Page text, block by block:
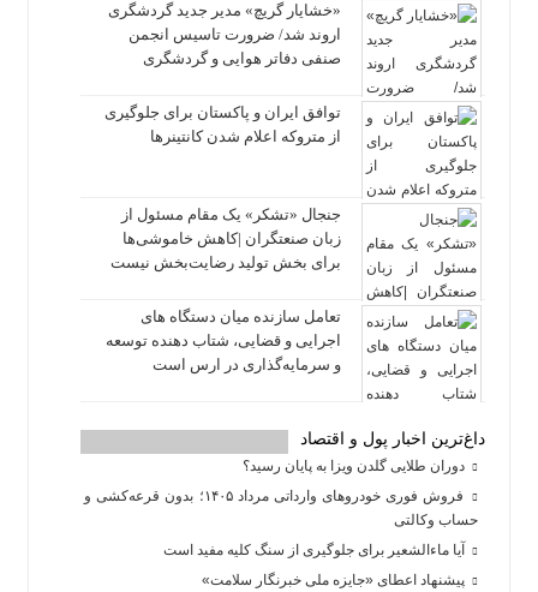
«خشایار گریچ» مدیر جدید گردشگری
اروند شد/ ضرورت تاسیس انجمن
صنفی دفاتر هوایی و گردشگری
توافق ایران و پاکستان برای جلوگیری
از متروکه اعلام شدن کانتینرها
جنجال «تشکر» یک مقام مسئول از
زبان صنعتگران |کاهش خاموشی‌ها
برای بخش تولید رضایت‌بخش نیست
تعامل سازنده میان دستگاه‌ های
اجرایی و قضایی، شتاب‌ دهنده توسعه
و سرمایه‌گذاری در ارس است
داغ‌ترین اخبار پول و اقتصاد
دوران طلایی گلدن ویزا به پایان رسید؟
فروش فوری خودروهای وارداتی مرداد ۱۴۰۵؛ بدون قرعه‌کشی و
حساب وکالتی
آیا ماءالشعیر برای جلوگیری از سنگ کلیه مفید است
پیشنهاد اعطای «جایزه ملی خبرنگار سلامت»